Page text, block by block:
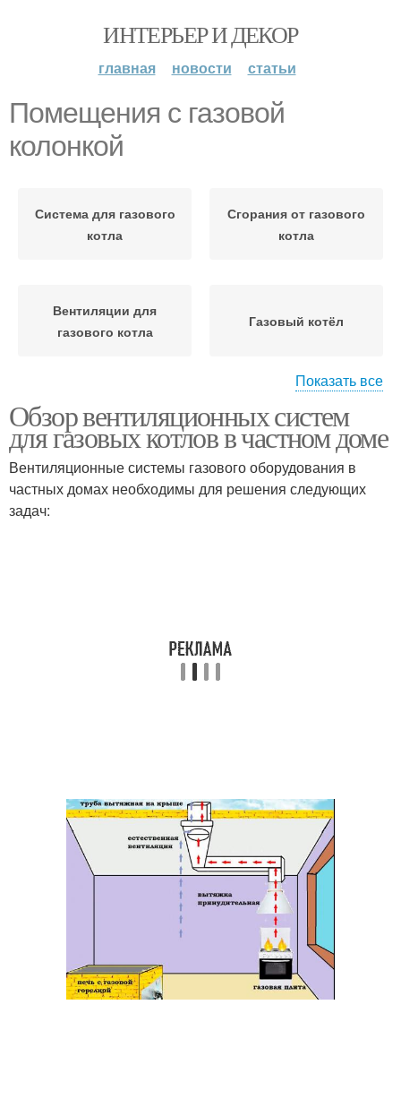
ИНТЕРЬЕР И ДЕКОР
главная новости статьи
Помещения с газовой
колонкой
Система для газового
котла
Сгорания от газового
котла
Вентиляции для
газового котла
Газовый котёл
Помещения с газовыми
приборами
котла
Показать все
Обзор вентиляционных систем
для газовых котлов в частном доме
Вентиляционные системы газового оборудования в
частных домах необходимы для решения следующих
задач: